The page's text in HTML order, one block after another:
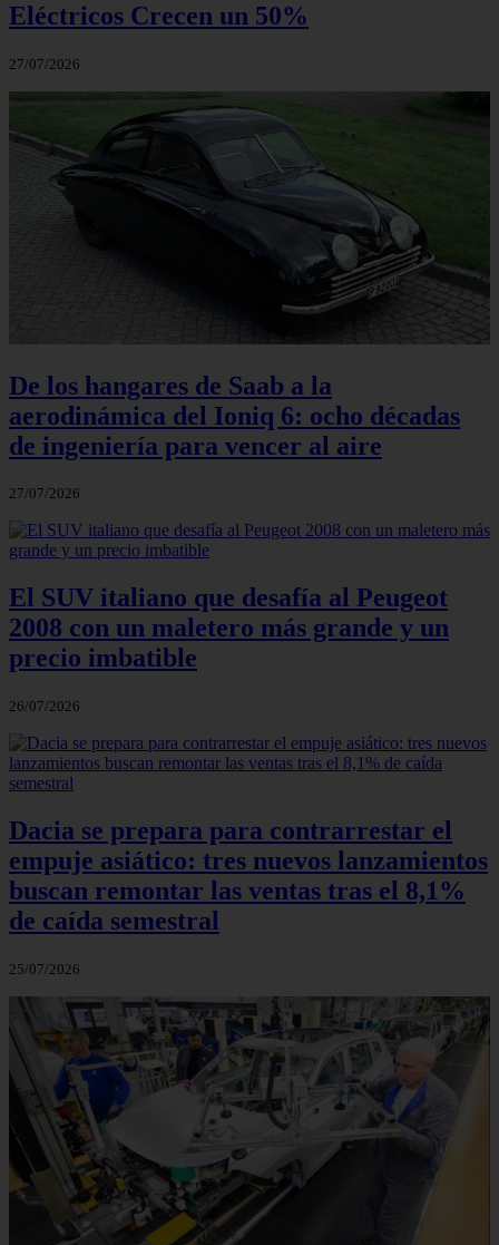
Eléctricos Crecen un 50%
27/07/2026
De los hangares de Saab a la
aerodinámica del Ioniq 6: ocho décadas
de ingeniería para vencer al aire
27/07/2026
El SUV italiano que desafía al Peugeot
2008 con un maletero más grande y un
precio imbatible
26/07/2026
Dacia se prepara para contrarrestar el
empuje asiático: tres nuevos lanzamientos
buscan remontar las ventas tras el 8,1%
de caída semestral
25/07/2026